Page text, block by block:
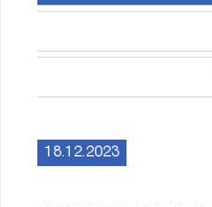
18.12.2023